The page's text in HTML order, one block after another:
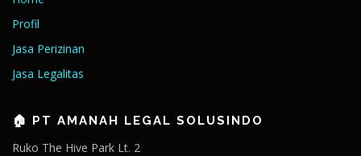
Profil
Jasa Perizinan
Jasa Legalitas
🏠 PT AMANAH LEGAL SOLUSINDO
Ruko The Hive Park Lt. 2